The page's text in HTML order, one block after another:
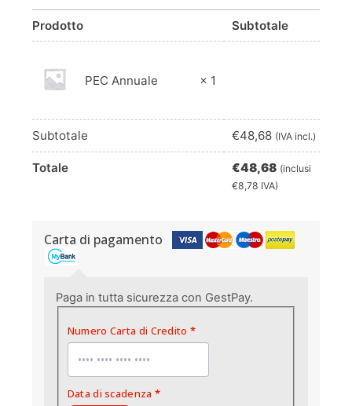
Prodotto Subtotale
PEC Annuale × 1
Subtotale €48,68 (IVA incl.)
Totale €48,68 (inclusi
€8,78 IVA)
Carta di pagamento
Paga in tutta sicurezza con GestPay.
Numero Carta di Credito *
Data di scadenza *